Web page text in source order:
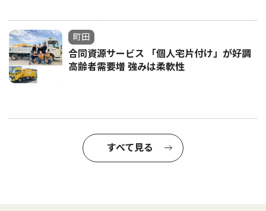
町田
合同資源サービス 「個人宅片付け」が好調
高齢者需要増 強みは柔軟性
すべて見る